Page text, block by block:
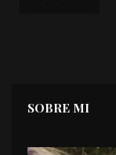
SOBRE MI